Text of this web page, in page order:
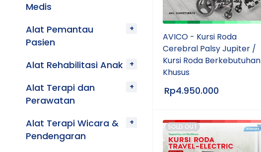
Medis
Alat Pemantau
Pasien
Alat Rehabilitasi Anak
Alat Terapi dan
Perawatan
Alat Terapi Wicara &
Pendengaran
AVICO - Kursi Roda
Cerebral Palsy Jupiter /
Kursi Roda Berkebutuhan
Khusus
Rp4.950.000
SOLD OUT